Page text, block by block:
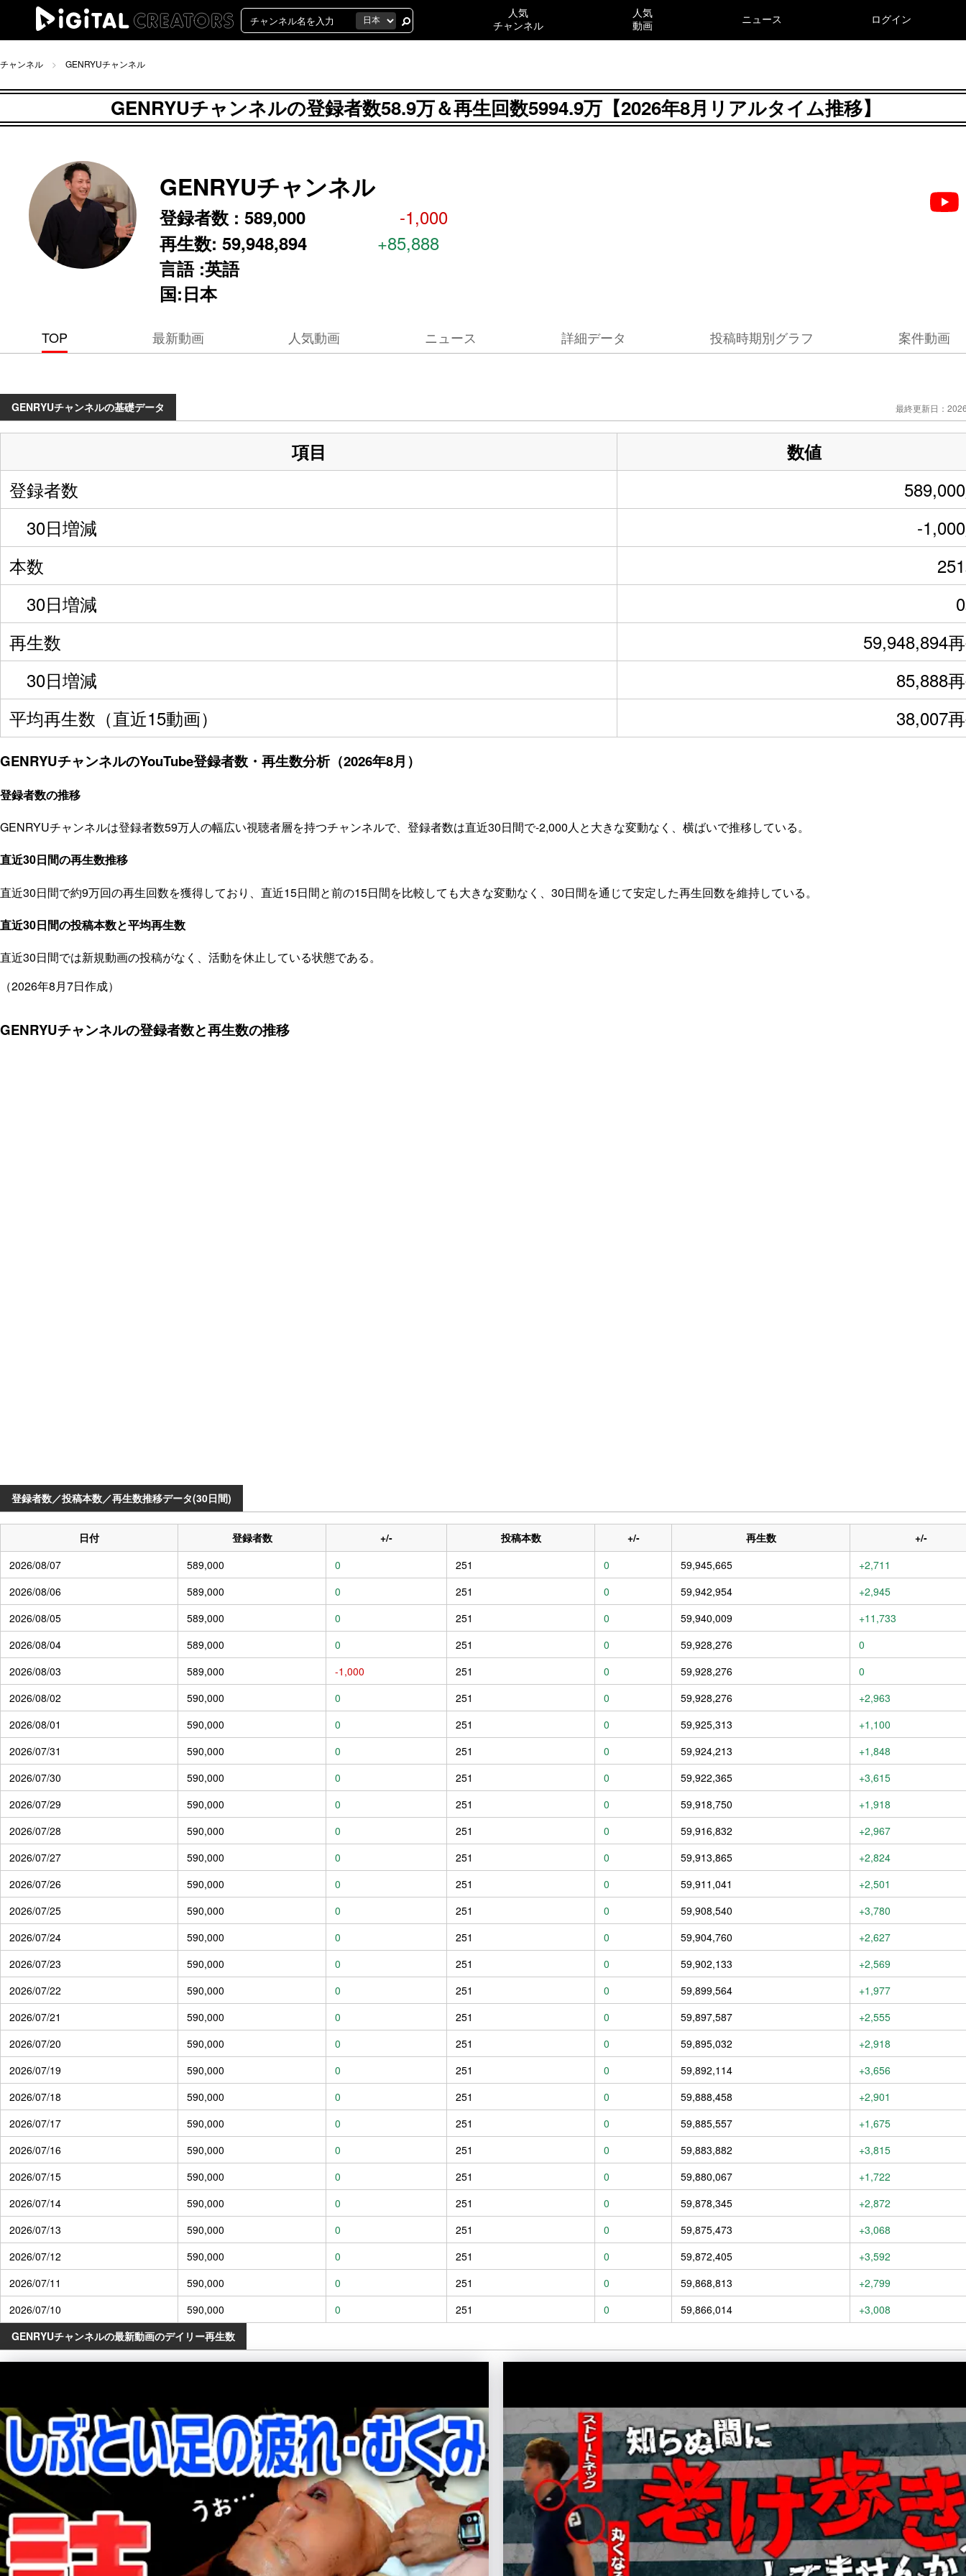
人気
チャンネル
人気
動画
ニュース ログイン
チャンネル GENRYUチャンネル
GENRYUチャンネルの登録者数58.9万＆再生回数5994.9万【2026年8月リアルタイム推移】
GENRYUチャンネル
登録者数 : 589,000 -1,000
再生数: 59,948,894 +85,888
言語 :英語
国:日本
TOP 最新動画 人気動画 ニュース 詳細データ 投稿時期別グラフ 案件動画
GENRYUチャンネルの基礎データ 最終更新日：
項目 数値
登録者数
30日増減
-
本数
30日増減
再生数
59,948,894
30日増減
85,888
平均再生数（直近15動画）
38,007
GENRYUチャンネルのYouTube登録者数・再生数分析（2026年8月）
登録者数の推移
GENRYUチャンネルは登録者数59万人の幅広い視聴者層を持つチャンネルで、登録者数は直近30日間で-2,000人と大きな変動なく、横ばいで推移している。
直近30日間の再生数推移
直近30日間で約9万回の再生回数を獲得しており、直近15日間と前の15日間を比較しても大きな変動なく、30日間を通じて安定した再生回数を維持している。
直近30日間の投稿本数と平均再生数
直近30日間では新規動画の投稿がなく、活動を休止している状態である。
（2026年8月7日作成）
GENRYUチャンネルの登録者数と再生数の推移
登録者数／投稿本数／再生数推移データ(30日間)
日付 登録者数 +/- 投稿本数 +/- 再生数
+/-
2026/08/07
589,000 0 251 0 59,945,665
+2,711
2026/08/06
589,000 0 251 0 59,942,954
+2,945
2026/08/05
589,000 0 251 0 59,940,009
+11,733
2026/08/04
589,000 0 251 0 59,928,276
0
2026/08/03
589,000 -1,000 251 0 59,928,276
0
2026/08/02
590,000 0 251 0 59,928,276
+2,963
2026/08/01
590,000 0 251 0 59,925,313
+1,100
2026/07/31
590,000 0 251 0 59,924,213
+1,848
2026/07/30
590,000 0 251 0 59,922,365
+3,615
2026/07/29
590,000 0 251 0 59,918,750
+1,918
2026/07/28
590,000 0 251 0 59,916,832
+2,967
2026/07/27
590,000 0 251 0 59,913,865
+2,824
2026/07/26
590,000 0 251 0 59,911,041
+2,501
2026/07/25
590,000 0 251 0 59,908,540
+3,780
2026/07/24
590,000 0 251 0 59,904,760
+2,627
2026/07/23
590,000 0 251 0 59,902,133
+2,569
2026/07/22
590,000 0 251 0 59,899,564
+1,977
2026/07/21
590,000 0 251 0 59,897,587
+2,555
2026/07/20
590,000 0 251 0 59,895,032
+2,918
2026/07/19
590,000 0 251 0 59,892,114
+3,656
2026/07/18
590,000 0 251 0 59,888,458
+2,901
2026/07/17
590,000 0 251 0 59,885,557
+1,675
2026/07/16
590,000 0 251 0 59,883,882
+3,815
2026/07/15
590,000 0 251 0 59,880,067
+1,722
2026/07/14
590,000 0 251 0 59,878,345
+2,872
2026/07/13
590,000 0 251 0 59,875,473
+3,068
2026/07/12
590,000 0 251 0 59,872,405
+3,592
2026/07/11
590,000 0 251 0 59,868,813
+2,799
2026/07/10
590,000 0 251 0 59,866,014
+3,008
GENRYUチャンネルの最新動画のデイリー再生数